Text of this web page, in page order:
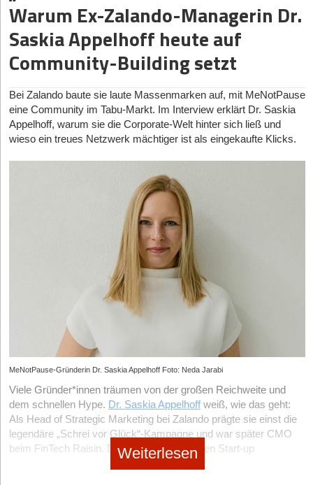
Regulierte Produkte online verkaufen: Was Gründer
zu REACH, Produktsicherheit & Compliance wissen
müssen
19.01.2026 Geschäftsideen Kinder und Familie
SPEIKI: das Spucktuch zum Anziehen
Selbstständig machen als Foodtrucker
Geschäftsideen Mobilität, Auto, Verkehr
Digitaler Vorreiter: Wie Bootsschule1 die Sportboot-
Ausbildung umkrempelt
Warum Ex-Zalando-Managerin Dr.
Saskia Appelhoff heute auf
Community-Building setzt
Bei Zalando baute sie laute Massenmarken auf, mit MeNotPause
eine Community im Tabu-Markt. Im Interview erklärt Dr. Saskia
Appelhoff, warum sie die Corporate-Welt hinter sich ließ und
wieso ein treues Netzwerk mächtiger ist als eingekaufte Klicks.
MeNotPause-Gründerin Dr. Saskia Appelhoff Foto: Neda Jarabi
Viele Gründer*innen träumen von der großen Reichweite und
dem schnellen Hype. Dr. Saskia Appelhoff weiß, wie das geht:
Als Head of Strategic Marketing bei Zalando prägte sie einst die
legendäre „Schrei vor Glück“-Kampagne und war später CMO
beim FinTech Raisin. Doch mit ihrem eigenen Start-up
Weiterlesen